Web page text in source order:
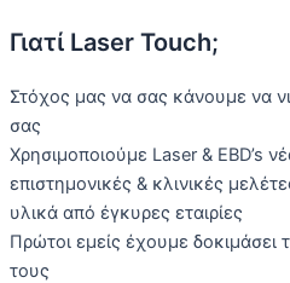
Γιατί Laser Touch;
Στόχος μας να σας κάνουμε να
σας
Χρησιμοποιούμε Laser & EBD’s
επιστημονικές & κλινικές
υλικά από έγκυρες εταιρίες
Πρώτοι εμείς έχουμε δοκιμάσει
τους